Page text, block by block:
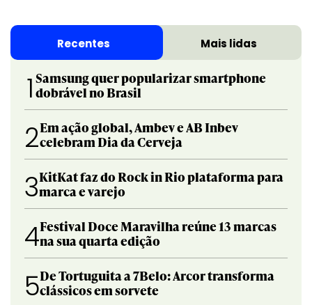
Recentes Mais lidas
1 Samsung quer popularizar smartphone
dobrável no Brasil
2Em ação global, Ambev e AB Inbev
celebram Dia da Cerveja
3KitKat faz do Rock in Rio plataforma para
marca e varejo
4Festival Doce Maravilha reúne 13 marcas
na sua quarta edição
5De Tortuguita a 7Belo: Arcor transforma
clássicos em sorvete